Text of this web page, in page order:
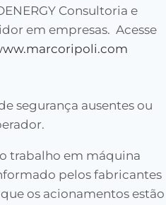
Consultoria e
em empresas. Acesse
segurança ausentes ou
trabalho em máquina
pelos fabricantes
os acionamentos estão